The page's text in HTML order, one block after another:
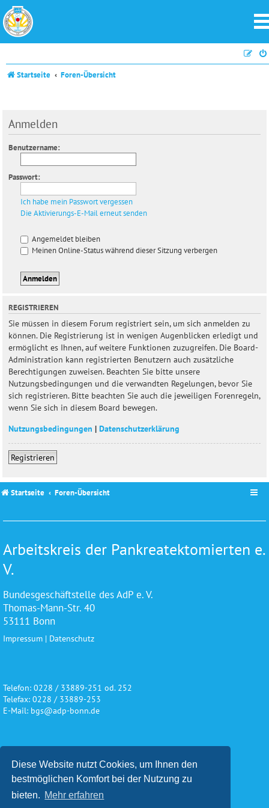
Diese Website nutzt Cookies, um Ihnen den
bestmöglichen Komfort bei der Nutzung zu
bieten. Mehr erfahren
Startseite Foren-Übersicht
Anmelden
Benutzername:
Passwort:
Ich habe mein Passwort vergessen
Die Aktivierungs-E-Mail erneut senden
Angemeldet bleiben
Meinen Online-Status während dieser Sitzung verbergen
REGISTRIEREN
Sie müssen in diesem Forum registriert sein, um sich anmelden zu
können. Die Registrierung ist in wenigen Augenblicken erledigt und
ermöglicht es Ihnen, auf weitere Funktionen zuzugreifen. Die Board-
Administration kann registrierten Benutzern auch zusätzliche
Berechtigungen zuweisen. Beachten Sie bitte unsere
Nutzungsbedingungen und die verwandten Regelungen, bevor Sie
sich registrieren. Bitte beachten Sie auch die jeweiligen Forenregeln,
wenn Sie sich in diesem Board bewegen.
Nutzungsbedingungen | Datenschutzerklärung
Registrieren
Startseite Foren-Übersicht
Arbeitskreis der Pankreatektomierten e.
V.
Bundesgeschäftstelle des AdP e. V.
Thomas-Mann-Str. 40
53111 Bonn
Impressum | Datenschutz
Telefon: 0228 / 33889-251 od. 252
Telefax: 0228 / 33889-253
E-Mail: bgs@adp-bonn.de
Wir danken für die freundliche
Unterstützung und Förderung